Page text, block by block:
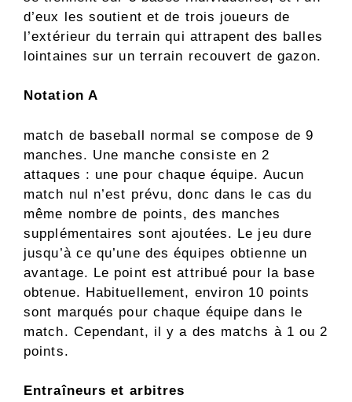
d’eux les soutient et de trois joueurs de
l’extérieur du terrain qui attrapent des balles
lointaines sur un terrain recouvert de gazon.
Notation A
match de baseball normal se compose de 9
manches. Une manche consiste en 2
attaques : une pour chaque équipe. Aucun
match nul n’est prévu, donc dans le cas du
même nombre de points, des manches
supplémentaires sont ajoutées. Le jeu dure
jusqu’à ce qu’une des équipes obtienne un
avantage. Le point est attribué pour la base
obtenue. Habituellement, environ 10 points
sont marqués pour chaque équipe dans le
match. Cependant, il y a des matchs à 1 ou 2
points.
Entraîneurs et arbitres